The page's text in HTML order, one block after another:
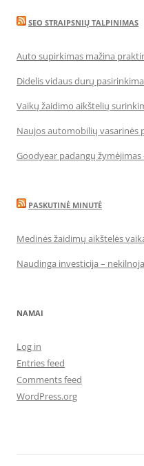
SEO STRAIPSNIŲ TALPINIMAS
Auto supirkimas mažina
Didelis vidaus durų
Vaikų žaidimo aikštelių
Naujos automobilių vasarinės
Goodyear padangų žymėjimas
PASKUTINĖ MINUTĖ
Medinės žaidimų aikštelės
Naudinga investicija –
NAMAI
Log in
Entries feed
Comments feed
WordPress.org